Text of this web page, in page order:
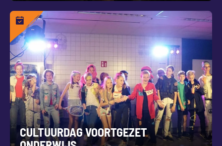
CULTUURDAG VOORTGEZET